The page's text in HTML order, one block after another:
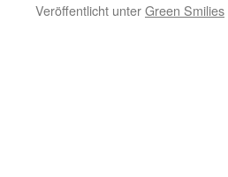
Veröffentlicht unterGreen Smilies